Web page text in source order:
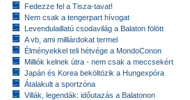
Fedezze fel a Tisza-tavat!
Nem csak a tengerpart hívogat
Levendulaillatú csodavilág a Balaton fölött
A vb, ami milliárdokat termel
Élményekkel teli hétvége a MondoConon
Milliók kelnek útra - nem csak a meccsekért
Japán és Korea beköltözik a Hungexpóra
Átalakult a sportzóna
Villák, legendák: időutazás a Balatonon